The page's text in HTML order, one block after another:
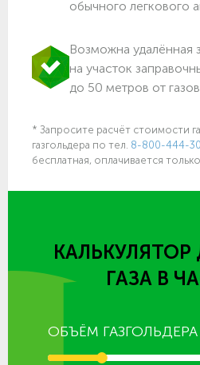
обычного легкового
Возможна удалённая
на участок
до 50 метров от
* Запросите расчёт стоимости
газгольдера по тел. 8-800-444-
бесплатная, оплачивается только
ГАЗА В
ОБЪЁМ ГАЗГОЛЬДЕРА